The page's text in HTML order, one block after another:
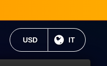
LINGUA
IT
VALUTA CORRENTE:
USD